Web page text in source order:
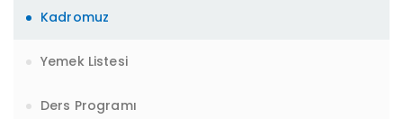
Kadromuz
Yemek Listesi
Ders Programı